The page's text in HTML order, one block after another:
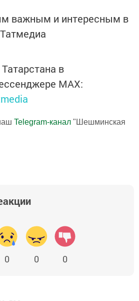
важным и интересным в
Татмедиа
в
MАХ:
Telegram-канал "Шешминская
0 0 0